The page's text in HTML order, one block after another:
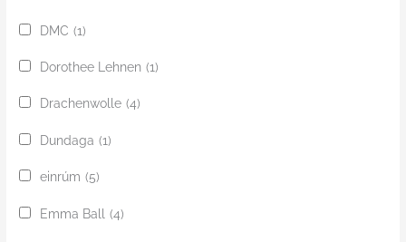
DMC (1)
Dorothee Lehnen (1)
Drachenwolle (4)
Dundaga (1)
einrúm (5)
Emma Ball (4)